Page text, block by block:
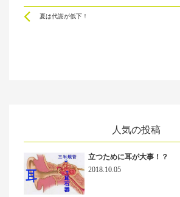
Prev
夏は代謝が低下！
人気の投稿
立つために耳が大事！？
2018.10.05